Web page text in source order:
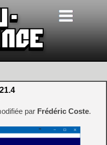
par Frédéric Coste.